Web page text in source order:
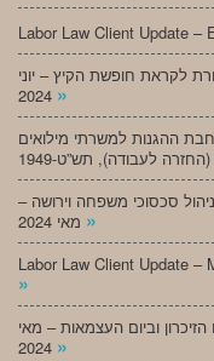
Labor Law Client Update –
לקראת חופשת הקיץ – יוני
»
ההגנות למשרתי מילואים
סכסוכי משפחה וירושה –
»
Labor Law Client Update –
»
וביום העצמאות – מאי
»